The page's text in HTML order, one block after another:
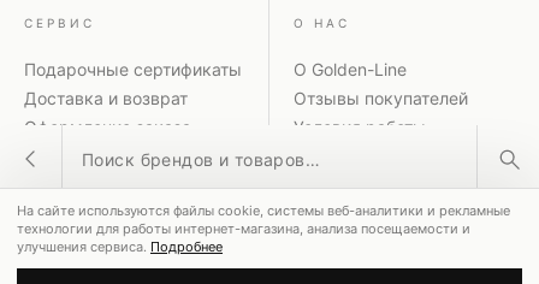
СЕРВИС
Подарочные сертификаты
Доставка и возврат
Оформление заказа
Способы оплаты
Акции и скидки
Контакты
О НАС
О Golden-Line
Отзывы покупателей
Условия работы
Политика
конфиденциальности
Рассылка
На сайте используются файлы cookie, системы веб-аналитики и рекламные
технологии для работы интернет-магазина, анализа посещаемости и
улучшения сервиса. Подробнее
ПОПУЛЯРНЫЕ ЗАПРОСЫ
MM6 Maison Margiela